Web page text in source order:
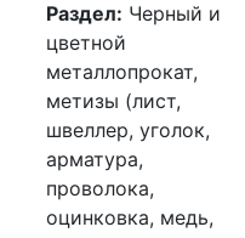
Раздел: Черный и
цветной
металлопрокат,
метизы (лист,
швеллер, уголок,
арматура,
проволока,
оцинковка, медь,